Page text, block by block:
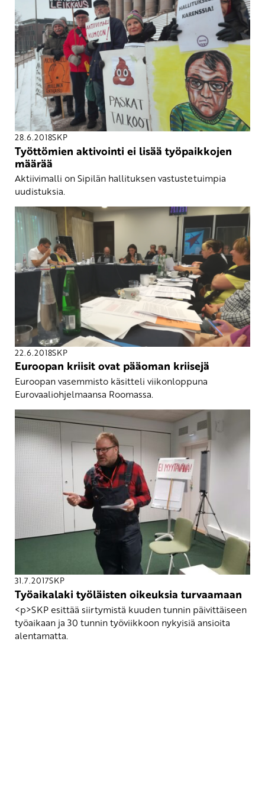
28.6.2018SKP
Työttömien aktivointi ei lisää työpaikkojen
määrää
Aktiivimalli on Sipilän hallituksen vastustetuimpia
uudistuksia.
22.6.2018SKP
Euroopan kriisit ovat pääoman kriisejä
Euroopan vasemmisto käsitteli viikonloppuna
Eurovaaliohjelmaansa Roomassa.
31.7.2017SKP
Työaikalaki työläisten oikeuksia turvaamaan
<p>SKP esittää siirtymistä kuuden tunnin päivittäiseen
työaikaan ja 30 tunnin työviikkoon nykyisiä ansioita
alentamatta.